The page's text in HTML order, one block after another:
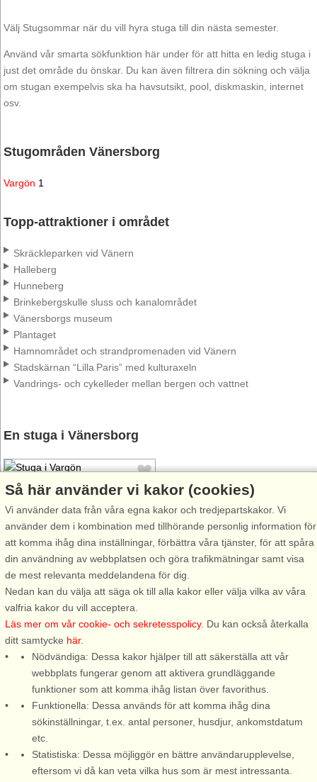
Välj Stugsommar när du vill hyra stuga till din nästa semester.
Använd vår smarta sökfunktion här under för att hitta en ledig stuga i
just det område du önskar. Du kan även filtrera din sökning och välja
om stugan exempelvis ska ha havsutsikt, pool, diskmaskin, internet
osv.
Stugområden Vänersborg
Vargön 1
Topp-attraktioner i området
Skräckleparken vid Vänern
Halleberg
Hunneberg
Brinkebergskulle sluss och kanalområdet
Vänersborgs museum
Plantaget
Hamnområdet och strandpromenaden vid Vänern
Stadskärnan “Lilla Paris” med kulturaxeln
Vandrings- och cykelleder mellan bergen och vattnet
En stuga i Vänersborg
Stugnr: 58854
Vargön
1,5 km till sjö/hav:.
Här kan ni känna historiens
vingslag, då Carl Von Linné
övernattade på Prästgården
1746. Prästgården är numera
K-märkt och en av Sveriges
bäst bevarade prästgårdar.
Här vid foten av Hunneberg
har ni nära ...
från 7.498 SEK
Så här använder vi kakor (cookies)
Vi använder data från våra egna kakor och tredjepartskakor. Vi
använder dem i kombination med tillhörande personlig information för
att komma ihåg dina inställningar, förbättra våra tjänster, för att spåra
din användning av webbplatsen och göra trafikmätningar samt visa
de mest relevanta meddelandena för dig.
Nedan kan du välja att säga ok till alla kakor eller välja vilka av våra
valfria kakor du vill acceptera.
Läs mer om vår cookie- och sekretesspolicy. Du kan också återkalla
ditt samtycke här.
Nödvändiga: Dessa kakor hjälper till att säkerställa att vår
webbplats fungerar genom att aktivera grundläggande
funktioner som att komma ihåg listan över favorithus.
Funktionella: Dessa används för att komma ihåg dina
sökinställningar, t.ex. antal personer, husdjur, ankomstdatum
etc.
Statistiska: Dessa möjliggör en bättre användarupplevelse,
eftersom vi då kan veta vilka hus som är mest intressanta.